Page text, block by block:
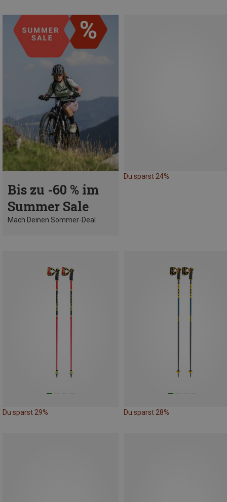
Bis zu -60 % im
Summer Sale
Mach Deinen Sommer-Deal
Du sparst 24%
Du sparst 29% Du sparst 28%